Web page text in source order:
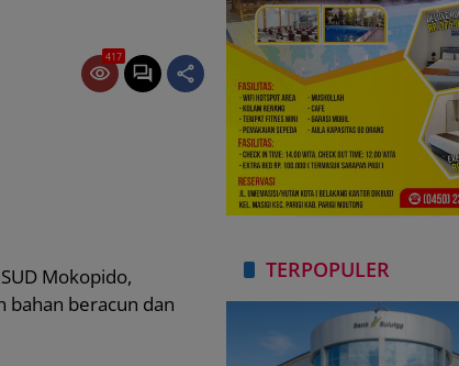
417
Mokopido,
bahan beracun dan
TERPOPULER